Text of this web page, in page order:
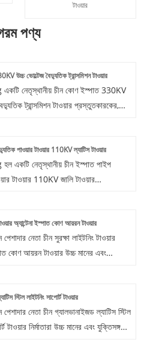
টাওয়ার
পণ্য
উচ্চ ভোল্টেজ বৈদ্যুতিক ট্রান্সমিশন টাওয়ার
নেতৃস্থানীয় চীন কোণ ইস্পাত 330KV
ট্রান্সমিশন টাওয়ার প্রস্তুতকারকের,
হিসাবে Q345B Q235 উচ্চ মানের ইস্পাত
কাঠামো, ছোট বিকৃতি।
পাওয়ার টাওয়ার 110KV ল্যাটিস টাওয়ার
একটি নেতৃস্থানীয় চীন ইস্পাত পাইপ
টাওয়ার 110KV জালি টাওয়ার
থেকে আঁকা বা নমুনা অনুযায়ী পণ্য উত্পাদন
অ্যান্টেনা ইস্পাত কোণ আয়রন টাওয়ার
নেতা চীন সুরক্ষা লাইটনিং টাওয়ার
কোণ আয়রন টাওয়ার উচ্চ মানের এবং
স্টিল লাইটনিং সাপোর্ট টাওয়ার
নেতা চীন গ্যালভানাইজড ল্যাটিস স্টিল
টাওয়ার নির্মাতারা উচ্চ মানের এবং যুক্তিসঙ্গত